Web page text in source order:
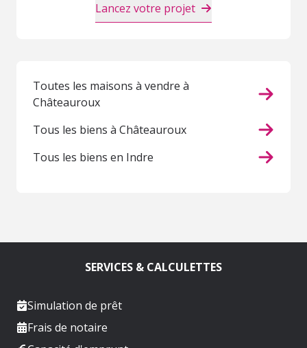
Lancez votre projet
Toutes les maisons à vendre à
Châteauroux
Tous les biens à Châteauroux
Tous les biens en Indre
SERVICES & CALCULETTES
Simulation de prêt
Frais de notaire